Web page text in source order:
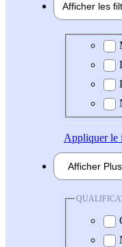
Afficher les
Appliquerle
Afficher